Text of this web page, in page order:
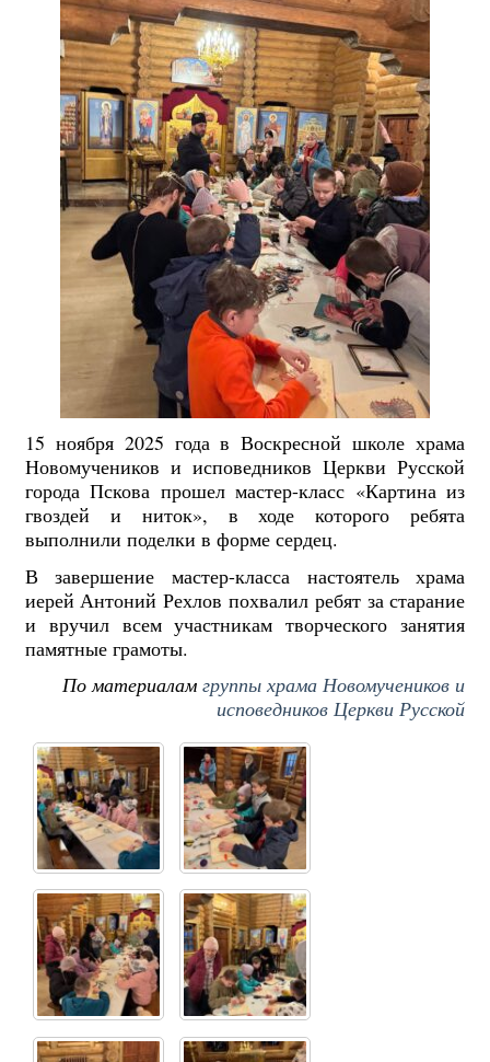
15 ноября 2025 года в Воскресной школе храма
Новомучеников и исповедников Церкви Русской
города Пскова прошел мастер-класс «Картина из
гвоздей и ниток», в ходе которого ребята
выполнили поделки в форме сердец.
В завершение мастер-класса настоятель храма
иерей Антоний Рехлов похвалил ребят за старание
и вручил всем участникам творческого занятия
памятные грамоты.
По материаламгруппы храма Новомучеников и
исповедников Церкви Русской